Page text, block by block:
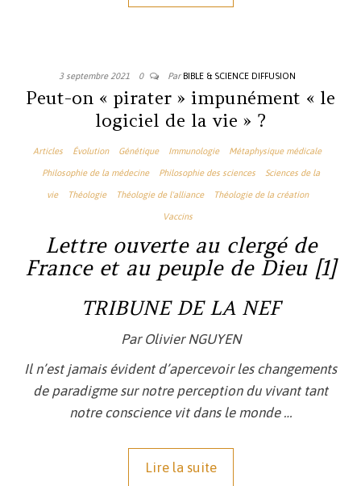
3 septembre 2021 0 Par BIBLE & SCIENCE DIFFUSION
Peut-on « pirater » impunément « le
logiciel de la vie » ?
Articles Évolution Génétique Immunologie Métaphysique médicale
Philosophie de la médecine Philosophie des sciences Sciences de la
vie Théologie Théologie de l'alliance Théologie de la création
Vaccins
Lettre ouverte au clergé de
France et au peuple de Dieu [1]
TRIBUNE DE LA NEF
Par Olivier NGUYEN
Il n’est jamais évident d’apercevoir les changements
de paradigme sur notre perception du vivant tant
notre conscience vit dans le monde …
Lire la suite